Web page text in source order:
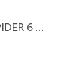
LAMPA TYLNA LED X-SPIDER 6 FUNKCJI, R10, R148, R150, IP67, MOCOWANIE NA ŚRUBY [L2425]